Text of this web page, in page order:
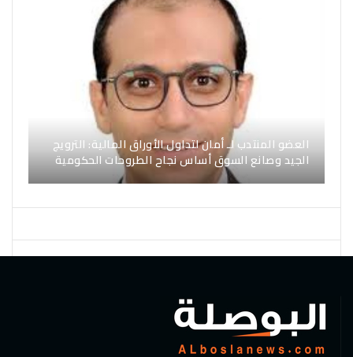
العضو المنتدب لـ أمان لتداول الأوراق المالية: الترويج
الجيد وصانع السوق أساس نجاح الطروحات الحكومية